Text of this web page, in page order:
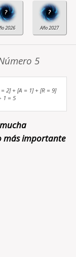
? ?
5
2] + [A = 1] + [R = 9]
1 = 5
más importante